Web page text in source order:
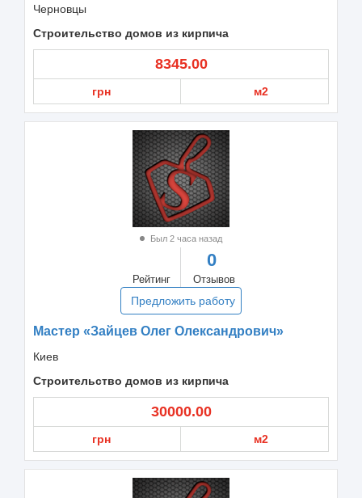
Черновцы
Строительство домов из кирпича
8345.00
грн м2
Был 2 часа назад
Рейтинг
0
Отзывов
Предложить работу
Мастер «Зайцев Олег Олександрович»
Киев
Строительство домов из кирпича
30000.00
грн м2